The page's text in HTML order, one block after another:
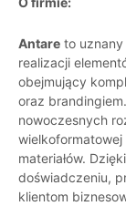
Antare to
realizacji
obejmujący
oraz
nowoczesnych
materiałów.
doświadczeniu,
klientom